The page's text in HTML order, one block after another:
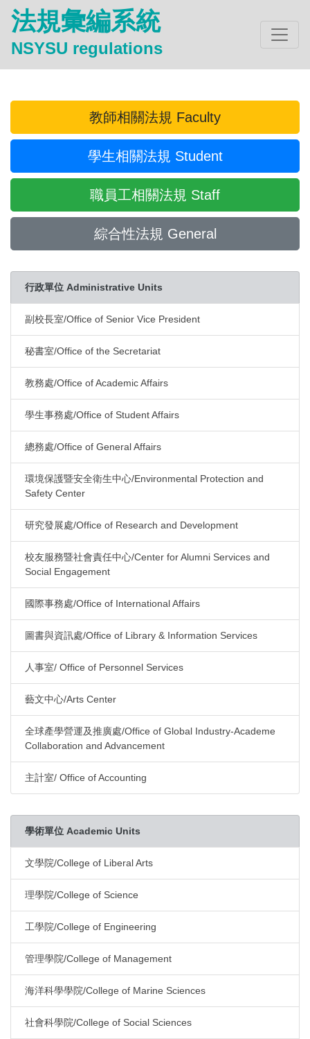
法規彙編系統
NSYSU regulations
教師相關法規 Faculty
學生相關法規 Student
職員工相關法規 Staff
綜合性法規 General
行政單位 Administrative Units
副校長室/Office of Senior Vice President
秘書室/Office of the Secretariat
教務處/Office of Academic Affairs
學生事務處/Office of Student Affairs
總務處/Office of General Affairs
環境保護暨安全衛生中心/Environmental Protection and
Safety Center
研究發展處/Office of Research and Development
校友服務暨社會責任中心/Center for Alumni Services and
Social Engagement
國際事務處/Office of International Affairs
圖書與資訊處/Office of Library & Information Services
人事室/ Office of Personnel Services
藝文中心/Arts Center
全球產學營運及推廣處/Office of Global Industry-Academe
Collaboration and Advancement
主計室/ Office of Accounting
學術單位 Academic Units
文學院/College of Liberal Arts
理學院/College of Science
工學院/College of Engineering
管理學院/College of Management
海洋科學學院/College of Marine Sciences
社會科學院/College of Social Sciences